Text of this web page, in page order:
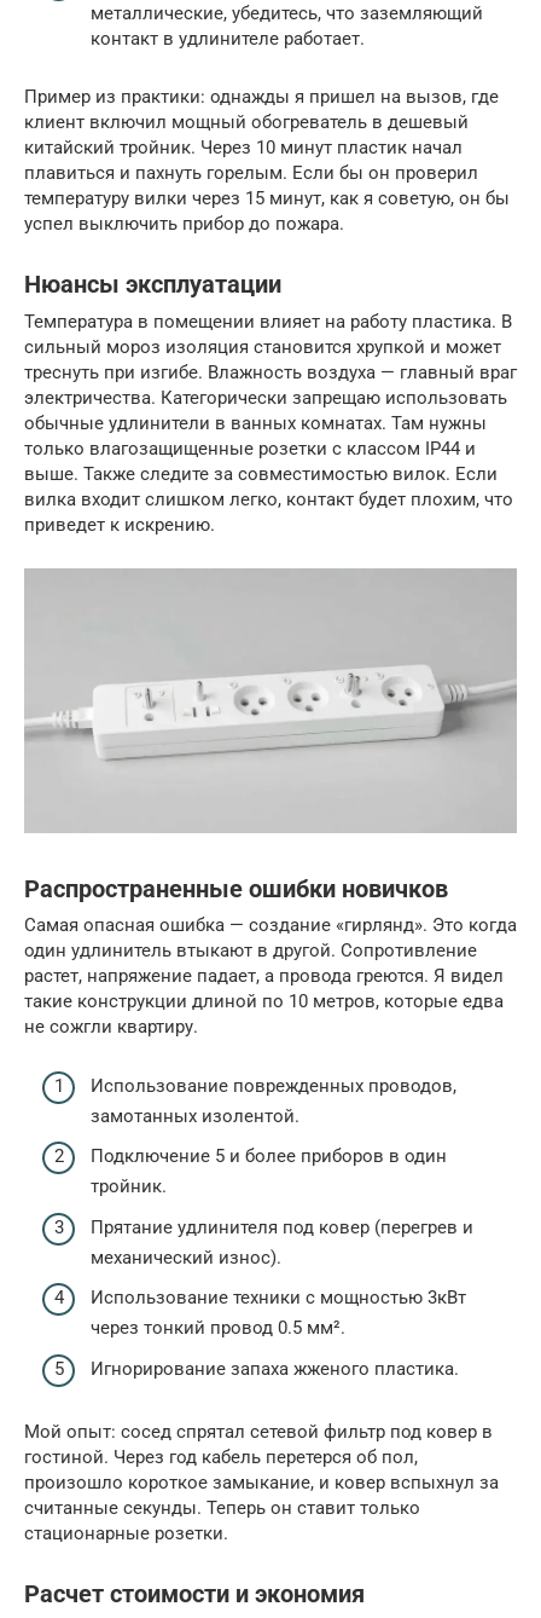
металлические, убедитесь, что заземляющий
контакт в удлинителе работает.
Пример из практики: однажды я пришел на вызов, где
клиент включил мощный обогреватель в дешевый
китайский тройник. Через 10 минут пластик начал
плавиться и пахнуть горелым. Если бы он проверил
температуру вилки через 15 минут, как я советую, он бы
успел выключить прибор до пожара.
Нюансы эксплуатации
Температура в помещении влияет на работу пластика. В
сильный мороз изоляция становится хрупкой и может
треснуть при изгибе. Влажность воздуха — главный враг
электричества. Категорически запрещаю использовать
обычные удлинители в ванных комнатах. Там нужны
только влагозащищенные розетки с классом IP44 и
выше. Также следите за совместимостью вилок. Если
вилка входит слишком легко, контакт будет плохим, что
приведет к искрению.
Распространенные ошибки новичков
Самая опасная ошибка — создание «гирлянд». Это когда
один удлинитель втыкают в другой. Сопротивление
растет, напряжение падает, а провода греются. Я видел
такие конструкции длиной по 10 метров, которые едва
не сожгли квартиру.
Использование поврежденных проводов,
замотанных изолентой.
Подключение 5 и более приборов в один
тройник.
Прятание удлинителя под ковер (перегрев и
механический износ).
Использование техники с мощностью 3кВт
через тонкий провод 0.5 мм².
Игнорирование запаха жженого пластика.
Мой опыт: сосед спрятал сетевой фильтр под ковер в
гостиной. Через год кабель перетерся об пол,
произошло короткое замыкание, и ковер вспыхнул за
считанные секунды. Теперь он ставит только
стационарные розетки.
Расчет стоимости и экономия